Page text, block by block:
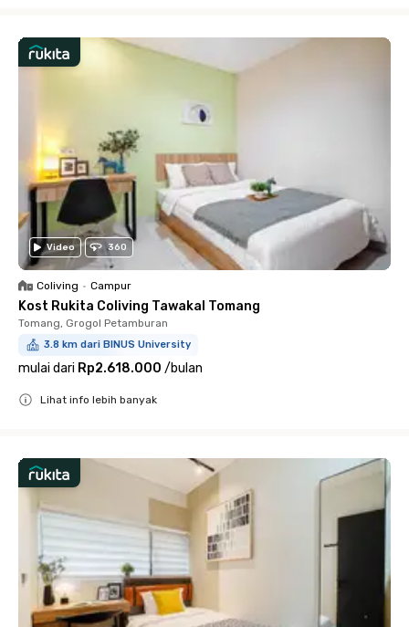
Video 360
Coliving • Campur
Kost Rukita Coliving Tawakal Tomang
Tomang, Grogol Petamburan
3.8 km dari BINUS University
mulai dari Rp2.618.000 /bulan
Lihat info lebih banyak